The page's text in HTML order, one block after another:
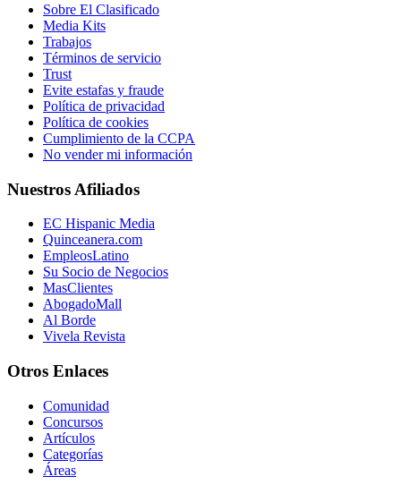
Sobre El Clasificado
Media Kits
Trabajos
Términos de servicio
Trust
Evite estafas y fraude
Política de privacidad
Política de cookies
Cumplimiento de la CCPA
No vender mi información
Nuestros Afiliados
EC Hispanic Media
Quinceanera.com
EmpleosLatino
Su Socio de Negocios
MasClientes
AbogadoMall
Al Borde
Vivela Revista
Otros Enlaces
Comunidad
Concursos
Artículos
Categorías
Áreas